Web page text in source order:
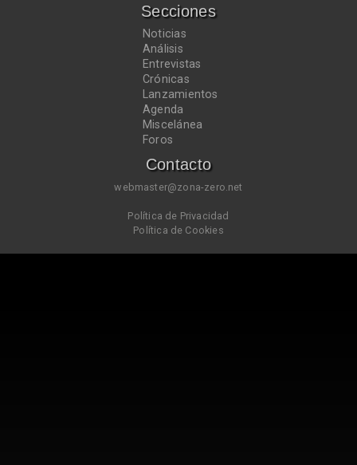
Secciones
Noticias
Análisis
Entrevistas
Crónicas
Lanzamientos
Agenda
Miscelánea
Foros
Contacto
webmaster@zona-zero.net
Política de Privacidad
Política de Cookies